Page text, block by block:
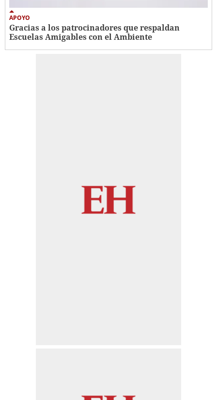
APOYO
Gracias a los patrocinadores que respaldan
Escuelas Amigables con el Ambiente